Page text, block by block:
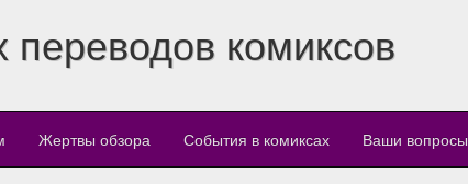
переводов комиксов
Жертвы обзора События в комиксах Ваши вопросы